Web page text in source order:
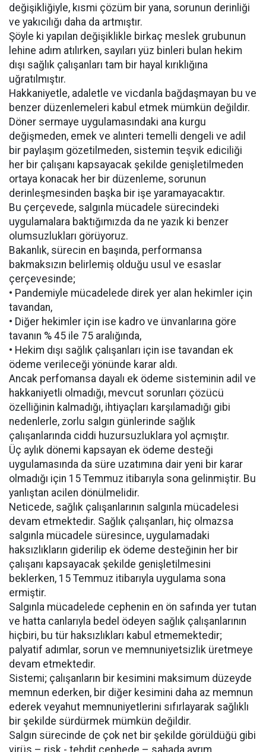
değişikliğiyle, kısmi çözüm bir yana, sorunun derinliği
ve yakıcılığı daha da artmıştır.
Şöyle ki yapılan değişiklikle birkaç meslek grubunun
lehine adım atılırken, sayıları yüz binleri bulan hekim
dışı sağlık çalışanları tam bir hayal kırıklığına
uğratılmıştır.
Hakkaniyetle, adaletle ve vicdanla bağdaşmayan bu ve
benzer düzenlemeleri kabul etmek mümkün değildir.
Döner sermaye uygulamasındaki ana kurgu
değişmeden, emek ve alınteri temelli dengeli ve adil
bir paylaşım gözetilmeden, sistemin teşvik ediciliği
her bir çalışanı kapsayacak şekilde genişletilmeden
ortaya konacak her bir düzenleme, sorunun
derinleşmesinden başka bir işe yaramayacaktır.
Bu çerçevede, salgınla mücadele sürecindeki
uygulamalara baktığımızda da ne yazık ki benzer
olumsuzlukları görüyoruz.
Bakanlık, sürecin en başında, performansa
bakmaksızın belirlemiş olduğu usul ve esaslar
çerçevesinde;
• Pandemiyle mücadelede direk yer alan hekimler için
tavandan,
• Diğer hekimler için ise kadro ve ünvanlarına göre
tavanın % 45 ile 75 aralığında,
• Hekim dışı sağlık çalışanları için ise tavandan ek
ödeme verileceği yönünde karar aldı.
Ancak perfomansa dayalı ek ödeme sisteminin adil ve
hakkaniyetli olmadığı, mevcut sorunları çözücü
özelliğinin kalmadığı, ihtiyaçları karşılamadığı gibi
nedenlerle, zorlu salgın günlerinde sağlık
çalışanlarında ciddi huzursuzluklara yol açmıştır.
Üç aylık dönemi kapsayan ek ödeme desteği
uygulamasında da süre uzatımına dair yeni bir karar
olmadığı için 15 Temmuz itibarıyla sona gelinmiştir. Bu
yanlıştan acilen dönülmelidir.
Neticede, sağlık çalışanlarının salgınla mücadelesi
devam etmektedir. Sağlık çalışanları, hiç olmazsa
salgınla mücadele süresince, uygulamadaki
haksızlıkların giderilip ek ödeme desteğinin her bir
çalışanı kapsayacak şekilde genişletilmesini
beklerken, 15 Temmuz itibarıyla uygulama sona
ermiştir.
Salgınla mücadelede cephenin en ön safında yer tutan
ve hatta canlarıyla bedel ödeyen sağlık çalışanlarının
hiçbiri, bu tür haksızlıkları kabul etmemektedir;
palyatif adımlar, sorun ve memnuniyetsizlik üretmeye
devam etmektedir.
Sistemi; çalışanların bir kesimini maksimum düzeyde
memnun ederken, bir diğer kesimini daha az memnun
ederek veyahut memnuniyetlerini sıfırlayarak sağlıklı
bir şekilde sürdürmek mümkün değildir.
Salgın sürecinde de çok net bir şekilde görüldüğü gibi
virüs – risk - tehdit cephede – sahada ayrım